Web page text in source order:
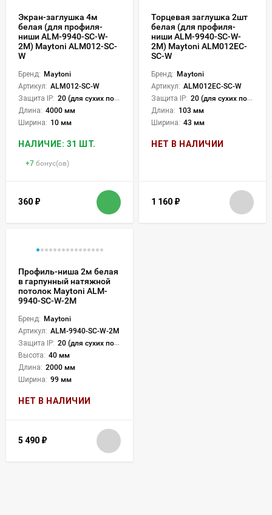
Экран-заглушка 4м
белая (для профиля-
ниши ALM-9940-SC-W-
2M) Maytoni ALM012-SC-
W
Бренд: Maytoni
Артикул: ALM012-SC-W
Защита IP: 20 (для сухих пом.)
Длина: 4000 мм
Ширина: 10 мм
НАЛИЧИЕ: 31 ШТ.
+7 бонус(ов)
360 ₽
Торцевая заглушка 2шт
белая (для профиля-
ниши ALM-9940-SC-W-
2M) Maytoni ALM012EC-
SC-W
Бренд: Maytoni
Артикул: ALM012EC-SC-W
Защита IP: 20 (для сухих пом.)
Длина: 103 мм
Ширина: 43 мм
НЕТ В НАЛИЧИИ
1 160 ₽
Профиль-ниша 2м белая
в гарпунный натяжной
потолок Maytoni ALM-
9940-SC-W-2M
Бренд: Maytoni
Артикул: ALM-9940-SC-W-2M
Защита IP: 20 (для сухих пом.)
Высота: 40 мм
Длина: 2000 мм
Ширина: 99 мм
НЕТ В НАЛИЧИИ
5 490 ₽